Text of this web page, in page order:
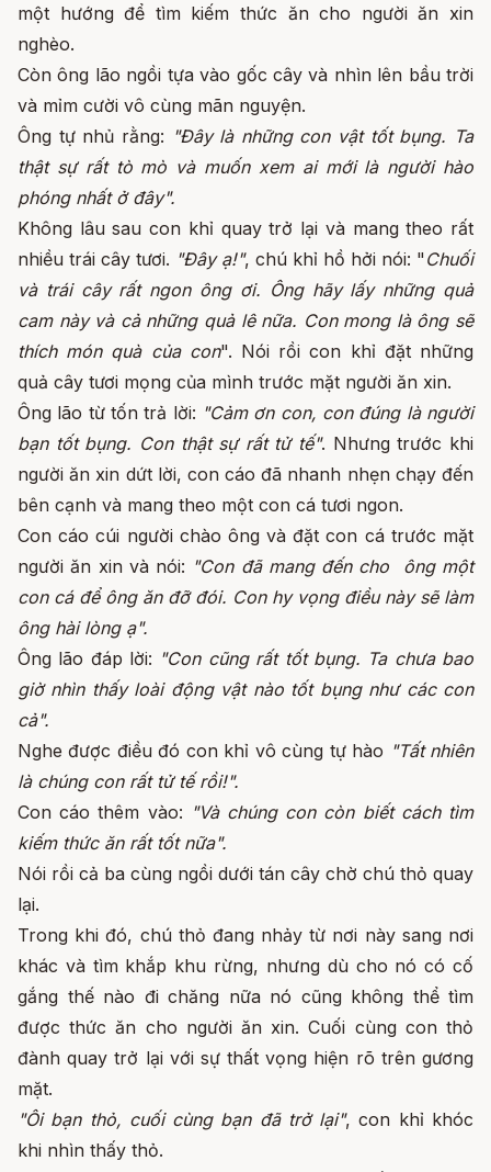
một hướng để tìm kiếm thức ăn cho người ăn xin
nghèo.
Còn ông lão ngồi tựa vào gốc cây và nhìn lên bầu trời
và mỉm cười vô cùng mãn nguyện.
Ông tự nhủ rằng: "Đây là những con vật tốt bụng. Ta
thật sự rất tò mò và muốn xem ai mới là người hào
phóng nhất ở đây".
Không lâu sau con khỉ quay trở lại và mang theo rất
nhiều trái cây tươi. "Đây ạ!", chú khỉ hồ hởi nói: "Chuối
và trái cây rất ngon ông ơi. Ông hãy lấy những quả
cam này và cả những quả lê nữa. Con mong là ông sẽ
thích món quà của con". Nói rồi con khỉ đặt những
quả cây tươi mọng của mình trước mặt người ăn xin.
Ông lão từ tốn trả lời: "Cảm ơn con, con đúng là người
bạn tốt bụng. Con thật sự rất tử tế". Nhưng trước khi
người ăn xin dứt lời, con cáo đã nhanh nhẹn chạy đến
bên cạnh và mang theo một con cá tươi ngon.
Con cáo cúi người chào ông và đặt con cá trước mặt
người ăn xin và nói: "Con đã mang đến cho ông một
con cá để ông ăn đỡ đói. Con hy vọng điều này sẽ làm
ông hài lòng ạ".
Ông lão đáp lời: "Con cũng rất tốt bụng. Ta chưa bao
giờ nhìn thấy loài động vật nào tốt bụng như các con
cả".
Nghe được điều đó con khỉ vô cùng tự hào "Tất nhiên
là chúng con rất tử tế rồi!".
Con cáo thêm vào: "Và chúng con còn biết cách tìm
kiếm thức ăn rất tốt nữa".
Nói rồi cả ba cùng ngồi dưới tán cây chờ chú thỏ quay
lại.
Trong khi đó, chú thỏ đang nhảy từ nơi này sang nơi
khác và tìm khắp khu rừng, nhưng dù cho nó có cố
gắng thế nào đi chăng nữa nó cũng không thể tìm
được thức ăn cho người ăn xin. Cuối cùng con thỏ
đành quay trở lại với sự thất vọng hiện rõ trên gương
mặt.
"Ôi bạn thỏ, cuối cùng bạn đã trở lại", con khỉ khóc
khi nhìn thấy thỏ.